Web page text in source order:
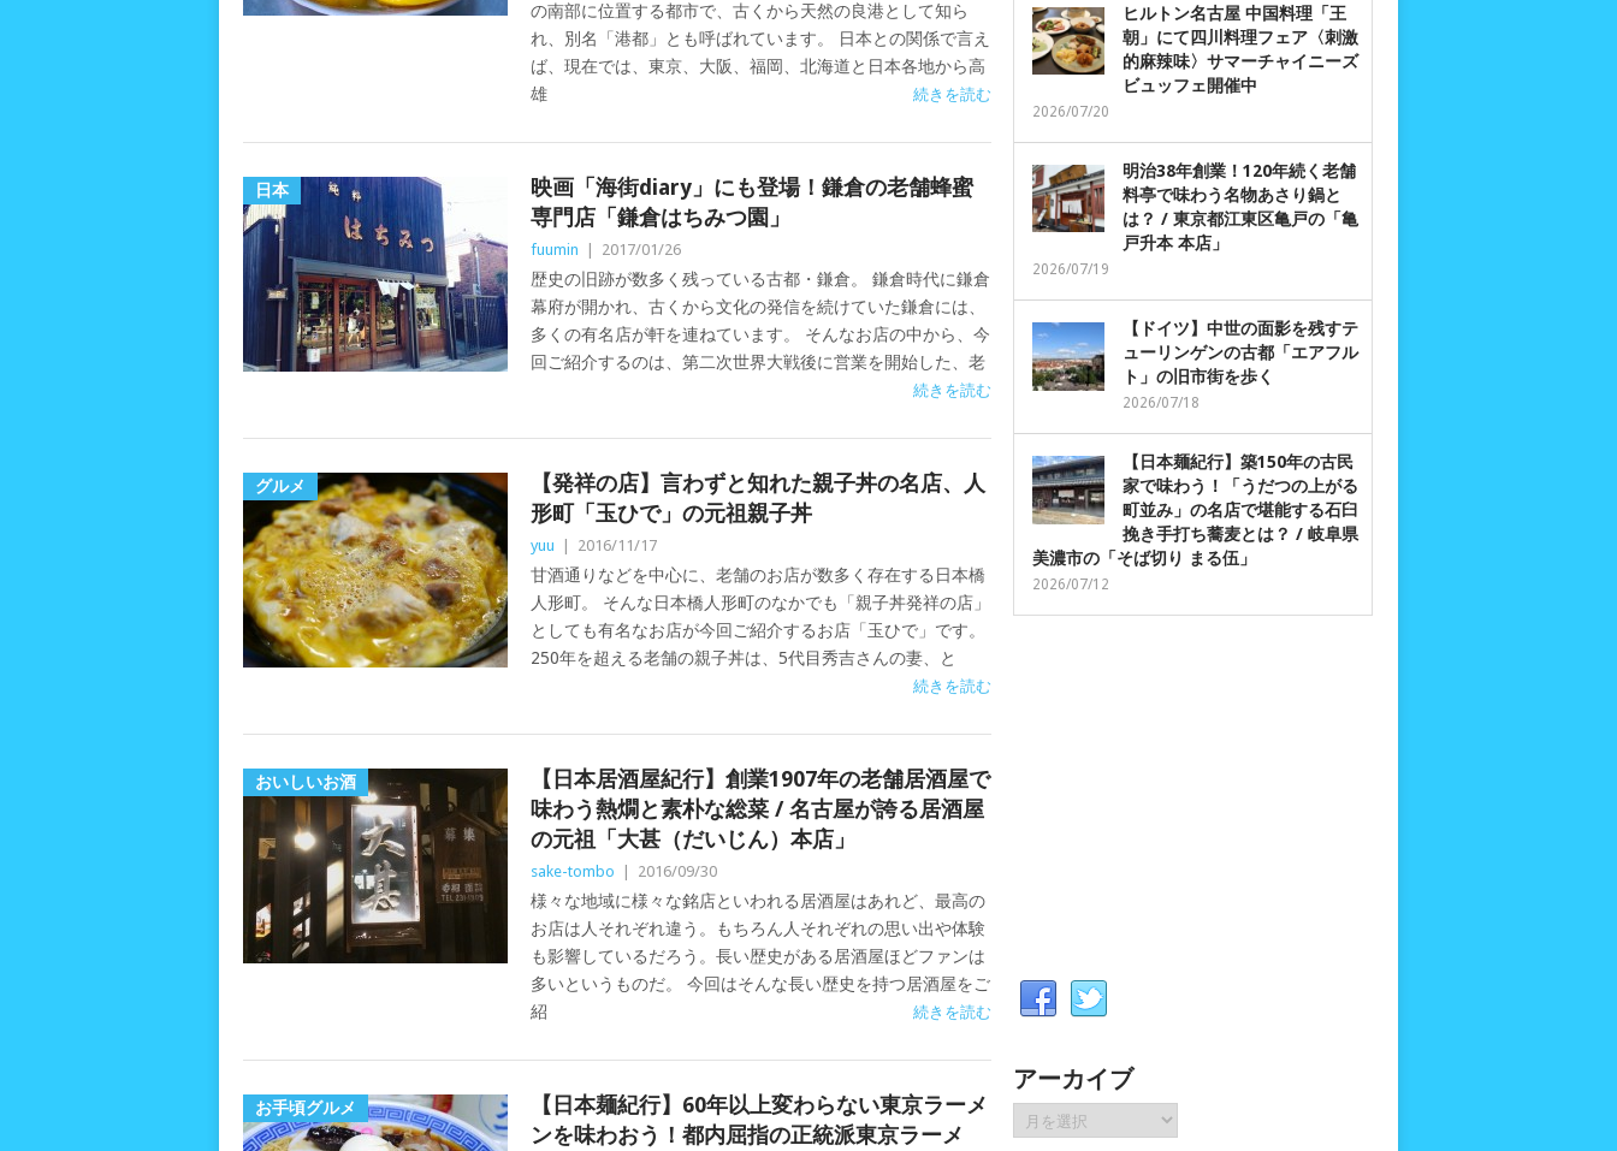
の南部に位置する都市で、古くから天然の良港として知ら
れ、別名「港都」とも呼ばれています。 日本との関係で言え
ば、現在では、東京、大阪、福岡、北海道と日本各地から高
雄
続きを読む
日本
映画「海街diary」にも登場！鎌倉の老舗蜂蜜
専門店「鎌倉はちみつ園」
fuumin 2017/01/26
歴史の旧跡が数多く残っている古都・鎌倉。 鎌倉時代に鎌倉
幕府が開かれ、古くから文化の発信を続けていた鎌倉には、
多くの有名店が軒を連ねています。 そんなお店の中から、今
回ご紹介するのは、第二次世界大戦後に営業を開始した、老
続きを読む
グルメ
【発祥の店】言わずと知れた親子丼の名店、人
形町「玉ひで」の元祖親子丼
yuu 2016/11/17
甘酒通りなどを中心に、老舗のお店が数多く存在する日本橋
人形町。 そんな日本橋人形町のなかでも「親子丼発祥の店」
としても有名なお店が今回ご紹介するお店「玉ひで」です。
250年を超える老舗の親子丼は、5代目秀吉さんの妻、と
続きを読む
おいしいお酒
【日本居酒屋紀行】創業1907年の老舗居酒屋で
味わう熱燗と素朴な総菜 / 名古屋が誇る居酒屋
の元祖「大甚（だいじん）本店」
sake-tombo 2016/09/30
様々な地域に様々な銘店といわれる居酒屋はあれど、最高の
お店は人それぞれ違う。もちろん人それぞれの思い出や体験
も影響しているだろう。長い歴史がある居酒屋ほどファンは
多いというものだ。 今回はそんな長い歴史を持つ居酒屋をご
紹
続きを読む
お手頃グルメ
【日本麺紀行】60年以上変わらない東京ラーメ
ンを味わおう！都内屈指の正統派東京ラーメ
ヒルトン名古屋 中国料理「王
朝」にて四川料理フェア〈刺激
的麻辣味〉サマーチャイニーズ
ビュッフェ開催中
2026/07/20
明治38年創業！120年続く老舗
料亭で味わう名物あさり鍋と
は？ / 東京都江東区亀戸の「亀
戸升本 本店」
2026/07/19
【ドイツ】中世の面影を残すテ
ューリンゲンの古都「エアフル
ト」の旧市街を歩く
2026/07/18
【日本麺紀行】築150年の古民
家で味わう！「うだつの上がる
町並み」の名店で堪能する石臼
挽き手打ち蕎麦とは？ / 岐阜県
美濃市の「そば切り まる伍」
2026/07/12
アーカイブ
ア
ー